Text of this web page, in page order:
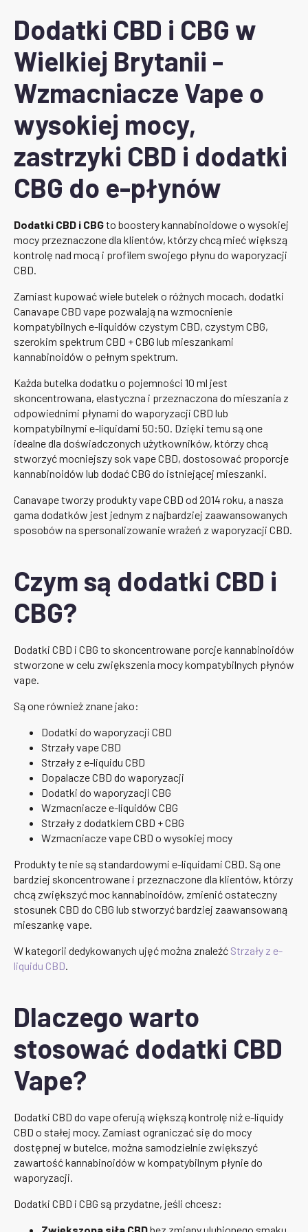
80,00
GBP
Dodatki CBD i CBG w
Wielkiej Brytanii -
Wzmacniacze Vape o
wysokiej mocy,
zastrzyki CBD i dodatki
CBG do e-płynów
Dodatki CBD i CBGto boostery kannabinoidowe o wysokiej
mocy przeznaczone dla klientów, którzy chcą mieć większą
kontrolę nad mocą i profilem swojego płynu do waporyzacji
CBD.
Zamiast kupować wiele butelek o różnych mocach, dodatki
Canavape CBD vape pozwalają na wzmocnienie
kompatybilnych e-liquidów czystym CBD, czystym CBG,
szerokim spektrum CBD + CBG lub mieszankami
kannabinoidów o pełnym spektrum.
Każda butelka dodatku o pojemności 10 ml jest
skoncentrowana, elastyczna i przeznaczona do mieszania z
odpowiednimi płynami do waporyzacji CBD lub
kompatybilnymi e-liquidami 50:50. Dzięki temu są one
idealne dla doświadczonych użytkowników, którzy chcą
stworzyć mocniejszy sok vape CBD, dostosować proporcje
kannabinoidów lub dodać CBG do istniejącej mieszanki.
Canavape tworzy produkty vape CBD od 2014 roku, a nasza
gama dodatków jest jednym z najbardziej zaawansowanych
sposobów na spersonalizowanie wrażeń z waporyzacji CBD.
Czym są dodatki CBD i
CBG?
Dodatki CBD i CBG to skoncentrowane porcje kannabinoidów
stworzone w celu zwiększenia mocy kompatybilnych płynów
vape.
Są one również znane jako:
Dodatki do waporyzacji CBD
Strzały vape CBD
Strzały z e-liquidu CBD
Dopalacze CBD do waporyzacji
Dodatki do waporyzacji CBG
Wzmacniacze e-liquidów CBG
Strzały z dodatkiem CBD + CBG
Wzmacniacze vape CBD o wysokiej mocy
Produkty te nie są standardowymi e-liquidami CBD. Są one
bardziej skoncentrowane i przeznaczone dla klientów, którzy
chcą zwiększyć moc kannabinoidów, zmienić ostateczny
stosunek CBD do CBG lub stworzyć bardziej zaawansowaną
mieszankę vape.
W kategorii dedykowanych ujęć można znaleźć Strzały z e-
liquidu CBD
Dlaczego warto
stosować dodatki CBD
Vape?
Dodatki CBD do vape oferują większą kontrolę niż e-liquidy
CBD o stałej mocy. Zamiast ograniczać się do mocy
dostępnej w butelce, można samodzielnie zwiększyć
zawartość kannabinoidów w kompatybilnym płynie do
waporyzacji.
Dodatki CBD i CBG są przydatne, jeśli chcesz:
Zwiększona siła CBDbez zmiany ulubionego smaku.